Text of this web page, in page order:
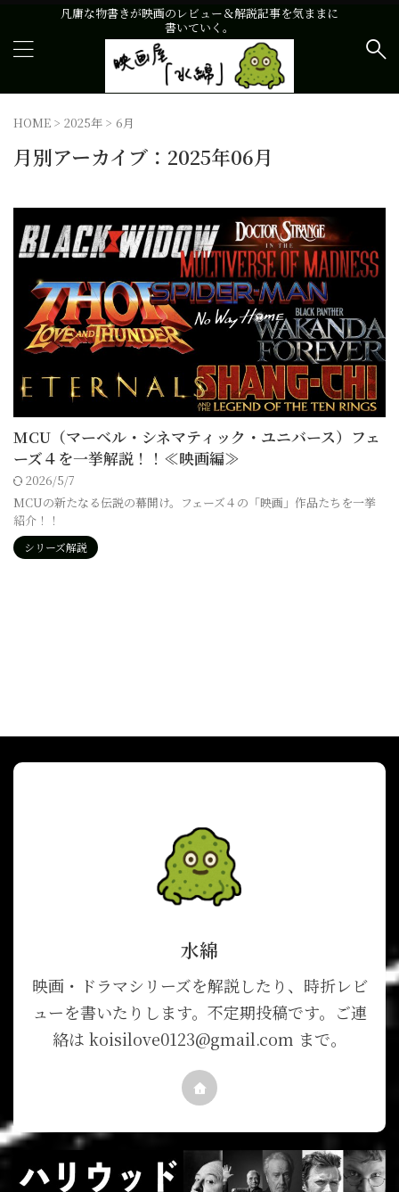
凡庸な物書きが映画のレビュー＆解説記事を気ままに
書いていく。
HOME > 2025年 > 6月
月別アーカイブ：2025年06月
MCU（マーベル・シネマティック・ユニバース）フェ
ーズ４を一挙解説！！≪映画編≫
2026/5/7
MCUの新たなる伝説の幕開け。フェーズ４の「映画」作品たちを一挙
紹介！！
シリーズ解説
水綿
映画・ドラマシリーズを解説したり、時折レビ
ューを書いたりします。不定期投稿です。ご連
絡は koisilove0123@gmail.com まで。